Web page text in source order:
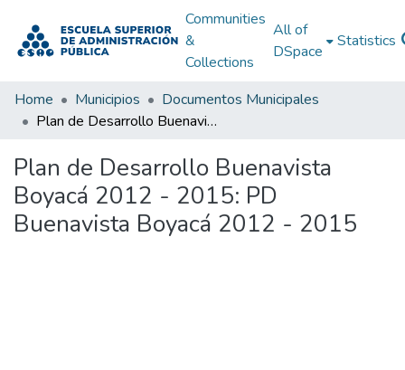
Communities
&
Collections
All of
DSpace
Statistics
Home Municipios
Documentos Municipales
Plan de Desarrollo Buenavista Boyacá 2012 - 2015: PD Buenavista Boyacá 2012 - 2015
Plan de Desarrollo Buenavista
Boyacá 2012 - 2015: PD
Buenavista Boyacá 2012 - 2015